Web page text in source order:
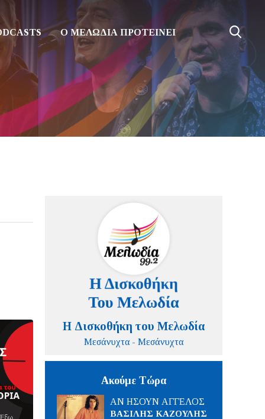
Ο ΜΕΛΩΔΙΑ ΠΡΟΤΕΙΝΕΙ
Η Δισκοθήκη του Μελωδία
Μεσάνυχτα - Μεσάνυχτα
Ακούμε Τώρα
ΑΝ ΗΣΟΥΝ ΑΓΓΕΛΟΣ
ΒΑΣΙΛΗΣ ΚΑΖΟΥΛΗΣ